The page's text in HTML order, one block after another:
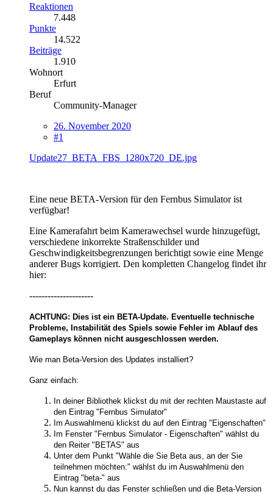
Reaktionen
7.448
Punkte
14.522
Beiträge
1.910
Wohnort
Erfurt
Beruf
Community-Manager
26. November 2020
#1
Update27_BETA_FBS_1280x720_DE.jpg
Eine neue BETA-Version für den Fernbus Simulator ist
verfügbar!
Eine Kamerafahrt beim Kamerawechsel wurde hinzugefügt,
verschiedene inkorrekte Straßenschilder und
Geschwindigkeitsbegrenzungen berichtigt sowie eine Menge
anderer Bugs korrigiert. Den kompletten Changelog findet ihr
hier:
---------------------
ACHTUNG: Dies ist ein BETA-Update. Eventuelle technische
Probleme, Instabilität des Spiels sowie Fehler im Ablauf des
Gameplays können nicht ausgeschlossen werden.
Wie man Beta-Version des Updates installiert?
Ganz einfach:
In deiner Bibliothek klickst du mit der rechten Maustaste auf
den Eintrag "Fernbus Simulator"
Im Auswahlmenü klickst du auf den Eintrag "Eigenschaften"
Im Fenster "Fernbus Simulator - Eigenschaften" wählst du
den Reiter "BETAS" aus
Unter dem Punkt "Wähle die Sie Beta aus, an der Sie
teilnehmen möchten:" wählst du im Auswahlmenü den
Eintrag "beta-" aus
Nun kannst du das Fenster schließen und die Beta-Version